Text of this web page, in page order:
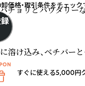
チョリとパウダリー
溶け込み、ベチバー
価格・取引条件をチェック
すぐに使える5,000円